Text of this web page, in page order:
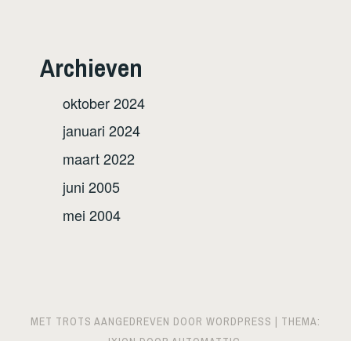
Archieven
oktober 2024
januari 2024
maart 2022
juni 2005
mei 2004
MET TROTS AANGEDREVEN DOOR WORDPRESS
THEMA: